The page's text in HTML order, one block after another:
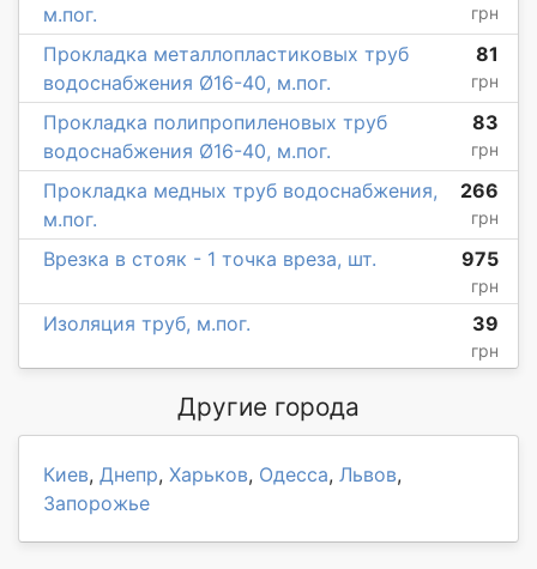
м.пог.
грн
Прокладка металлопластиковых труб
водоснабжения Ø16-40, м.пог.
81
грн
Прокладка полипропиленовых труб
водоснабжения Ø16-40, м.пог.
83
грн
Прокладка медных труб водоснабжения,
м.пог.
266
грн
Врезка в стояк - 1 точка вреза, шт. 975
грн
Изоляция труб, м.пог. 39
грн
Другие города
Киев, Днепр, Харьков, Одесса, Львов,
Запорожье